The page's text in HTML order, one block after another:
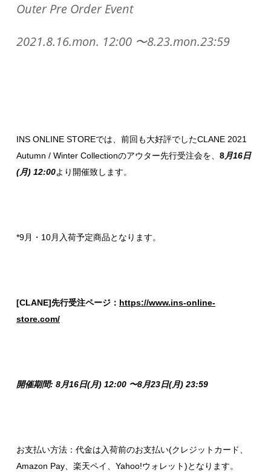
Outer Pre Order Event
2021.8.16.mon. 12:00 〜8.23.mon.23:59
INS ONLINE STOREでは、前回も大好評でしたCLANE 2021
Autumn / Winter Collectionのアウター先行受注会を、 8月16日
(月) 12:00より開催致します。
*9月・10月入荷予定商品となります。
[CLANE]先行受注ページ： https://www.ins-online-
store.com/
開催期間: 8月16日(月) 12:00 〜8月23日(月) 23:59
お支払い方法：代金は入荷前のお支払い(クレジットカード、
Amazon Pay、楽天ペイ、Yahoo!ウォレット)となります。